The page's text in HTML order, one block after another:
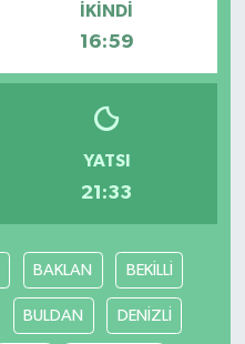
İKINDI
16:59
YATSI
21:33
BAKLAN BEKİLLİ
BULDAN DENİZLİ